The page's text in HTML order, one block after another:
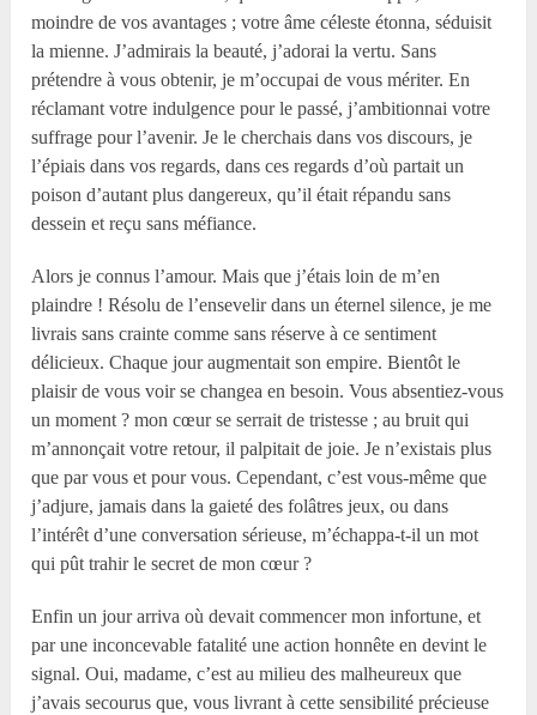
moindre de vos avantages ; votre âme céleste étonna, séduisit
la mienne. J’admirais la beauté, j’adorai la vertu. Sans
prétendre à vous obtenir, je m’occupai de vous mériter. En
réclamant votre indulgence pour le passé, j’ambitionnai votre
suffrage pour l’avenir. Je le cherchais dans vos discours, je
l’épiais dans vos regards, dans ces regards d’où partait un
poison d’autant plus dangereux, qu’il était répandu sans
dessein et reçu sans méfiance.
Alors je connus l’amour. Mais que j’étais loin de m’en
plaindre ! Résolu de l’ensevelir dans un éternel silence, je me
livrais sans crainte comme sans réserve à ce sentiment
délicieux. Chaque jour augmentait son empire. Bientôt le
plaisir de vous voir se changea en besoin. Vous absentiez-vous
un moment ? mon cœur se serrait de tristesse ; au bruit qui
m’annonçait votre retour, il palpitait de joie. Je n’existais plus
que par vous et pour vous. Cependant, c’est vous-même que
j’adjure, jamais dans la gaieté des folâtres jeux, ou dans
l’intérêt d’une conversation sérieuse, m’échappa-t-il un mot
qui pût trahir le secret de mon cœur ?
Enfin un jour arriva où devait commencer mon infortune, et
par une inconcevable fatalité une action honnête en devint le
signal. Oui, madame, c’est au milieu des malheureux que
j’avais secourus que, vous livrant à cette sensibilité précieuse